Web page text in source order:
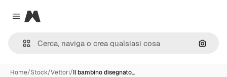
Close menu
Magnific
Cerca
Home/Stock/Vettori/Il bambino disegnato…